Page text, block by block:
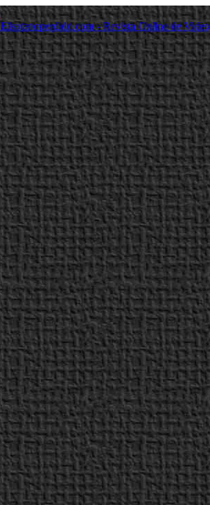
Elsotanoperdido.com - Revista Online de